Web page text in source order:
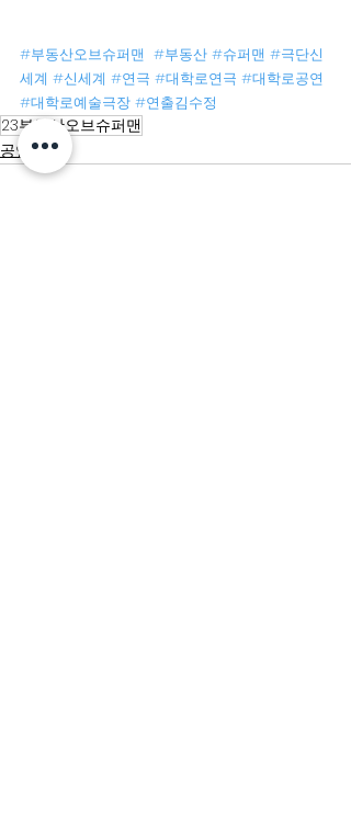
#부동산오브슈퍼맨 #부동산 #슈퍼맨 #극단신
세계 #신세계 #연극 #대학로연극 #대학로공연
#대학로예술극장 #연출김수정
23부동산오브슈퍼맨
공연소식